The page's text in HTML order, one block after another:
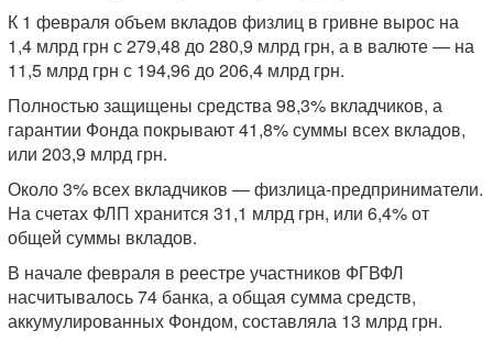
К 1 февраля объем вкладов физлиц в гривне вырос на
1,4 млрд грн с 279,48 до 280,9 млрд грн, а в валюте — на
11,5 млрд грн с 194,96 до 206,4 млрд грн.
Полностью защищены средства 98,3% вкладчиков, а
гарантии Фонда покрывают 41,8% суммы всех вкладов,
или 203,9 млрд грн.
Около 3% всех вкладчиков — физлица-предприниматели.
На счетах ФЛП хранится 31,1 млрд грн, или 6,4% от
общей суммы вкладов.
В начале февраля в реестре участников ФГВФЛ
насчитывалось 74 банка, а общая сумма средств,
аккумулированных Фондом, составляла 13 млрд грн.